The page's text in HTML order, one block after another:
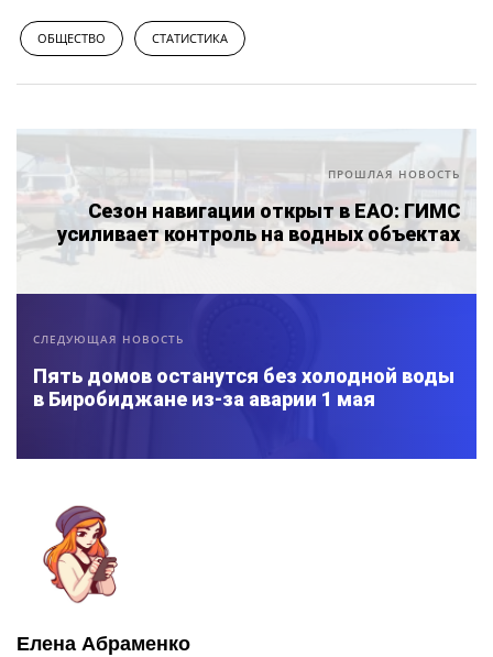
ОБЩЕСТВО СТАТИСТИКА
ПРОШЛАЯ НОВОСТЬ
Сезон навигации открыт в ЕАО: ГИМС
усиливает контроль на водных объектах
СЛЕДУЮЩАЯ НОВОСТЬ
Пять домов останутся без холодной воды
в Биробиджане из-за аварии 1 мая
Елена Абраменко